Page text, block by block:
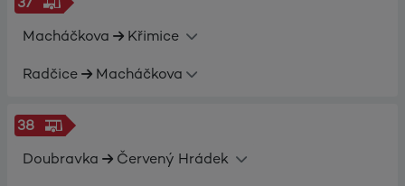
Macháčkova
Křimice
Radčice
Macháčkova
38
Doubravka
Červený Hrádek